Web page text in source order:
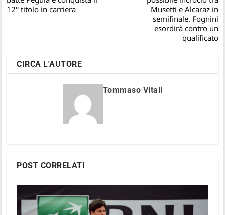
12° titolo in carriera
Musetti e Alcaraz in
semifinale. Fognini
esordirà contro un
qualificato
CIRCA L'AUTORE
Tommaso Vitali
POST CORRELATI